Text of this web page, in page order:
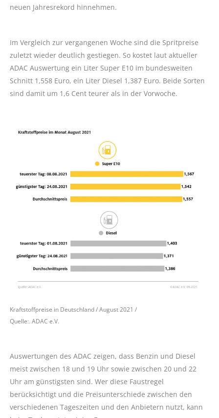
neuen Jahresrekord hinnehmen.
Im Vergleich zur vergangenen Woche sind die Spritpreise
zuletzt wieder deutlich gestiegen. So kostet laut aktueller
ADAC Auswertung ein Liter Super E10 im bundesweiten
Schnitt 1,558 Euro, ein Liter Diesel 1,387 Euro. Beide Sorten
sind damit um 1,6 Cent teurer als in der Vorwoche.
Kraftstoffpreise in Deutschland / August 2021 /
Quelle:. ADAC e.V.
Auswertungen des ADAC zeigen, dass Benzin und Diesel
meist zwischen 18 und 19 Uhr sowie zwischen 20 und 22
Uhr am günstigsten sind. Wer diese Faustregel
berücksichtigt und die Preisunterschiede zwischen den
verschiedenen Tageszeiten und den Anbietern nutzt, kann